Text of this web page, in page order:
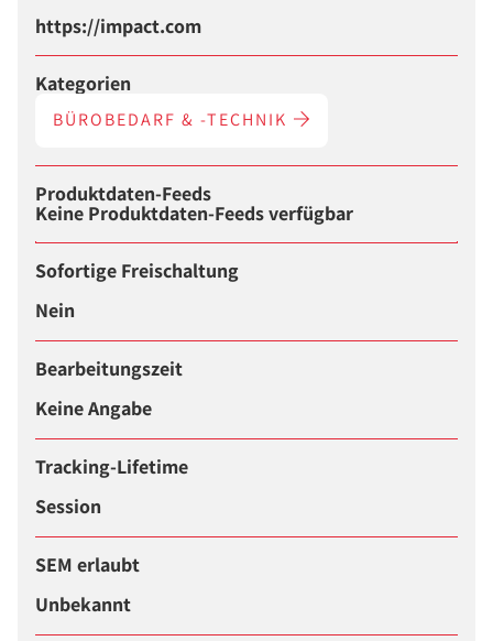
https://impact.com
Kategorien
BÜROBEDARF & -TECHNIK
Produktdaten-Feeds
Keine Produktdaten-Feeds verfügbar
Sofortige Freischaltung
Nein
Bearbeitungszeit
Keine Angabe
Tracking-Lifetime
Session
SEM erlaubt
Unbekannt